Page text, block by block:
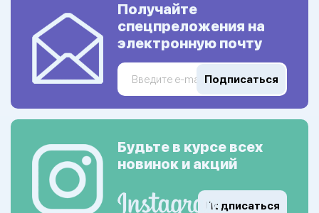
Получайте
спецпреложения на
электронную почту
Подписаться
Будьте в курсе всех
новинок и акций
Подписаться